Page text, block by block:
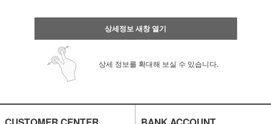
상세정보 새창 열기
상세 정보를 확대해 보실 수 있습니다.